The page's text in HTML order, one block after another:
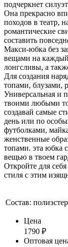
подчеркнет
Она прекрасно
походов в театр,
романтические
составить
Макси-юбка без
вещами на
лонгсливы, а
Для создания
топами, блузами,
Универсальная и
твоими любыми
создавай самые
день или по
футболками,
женственные
топами. эта юбка
вещью в твоем
Откройте для
стиля с этим
Состав:
Цена
1790 ₽
Оптовая